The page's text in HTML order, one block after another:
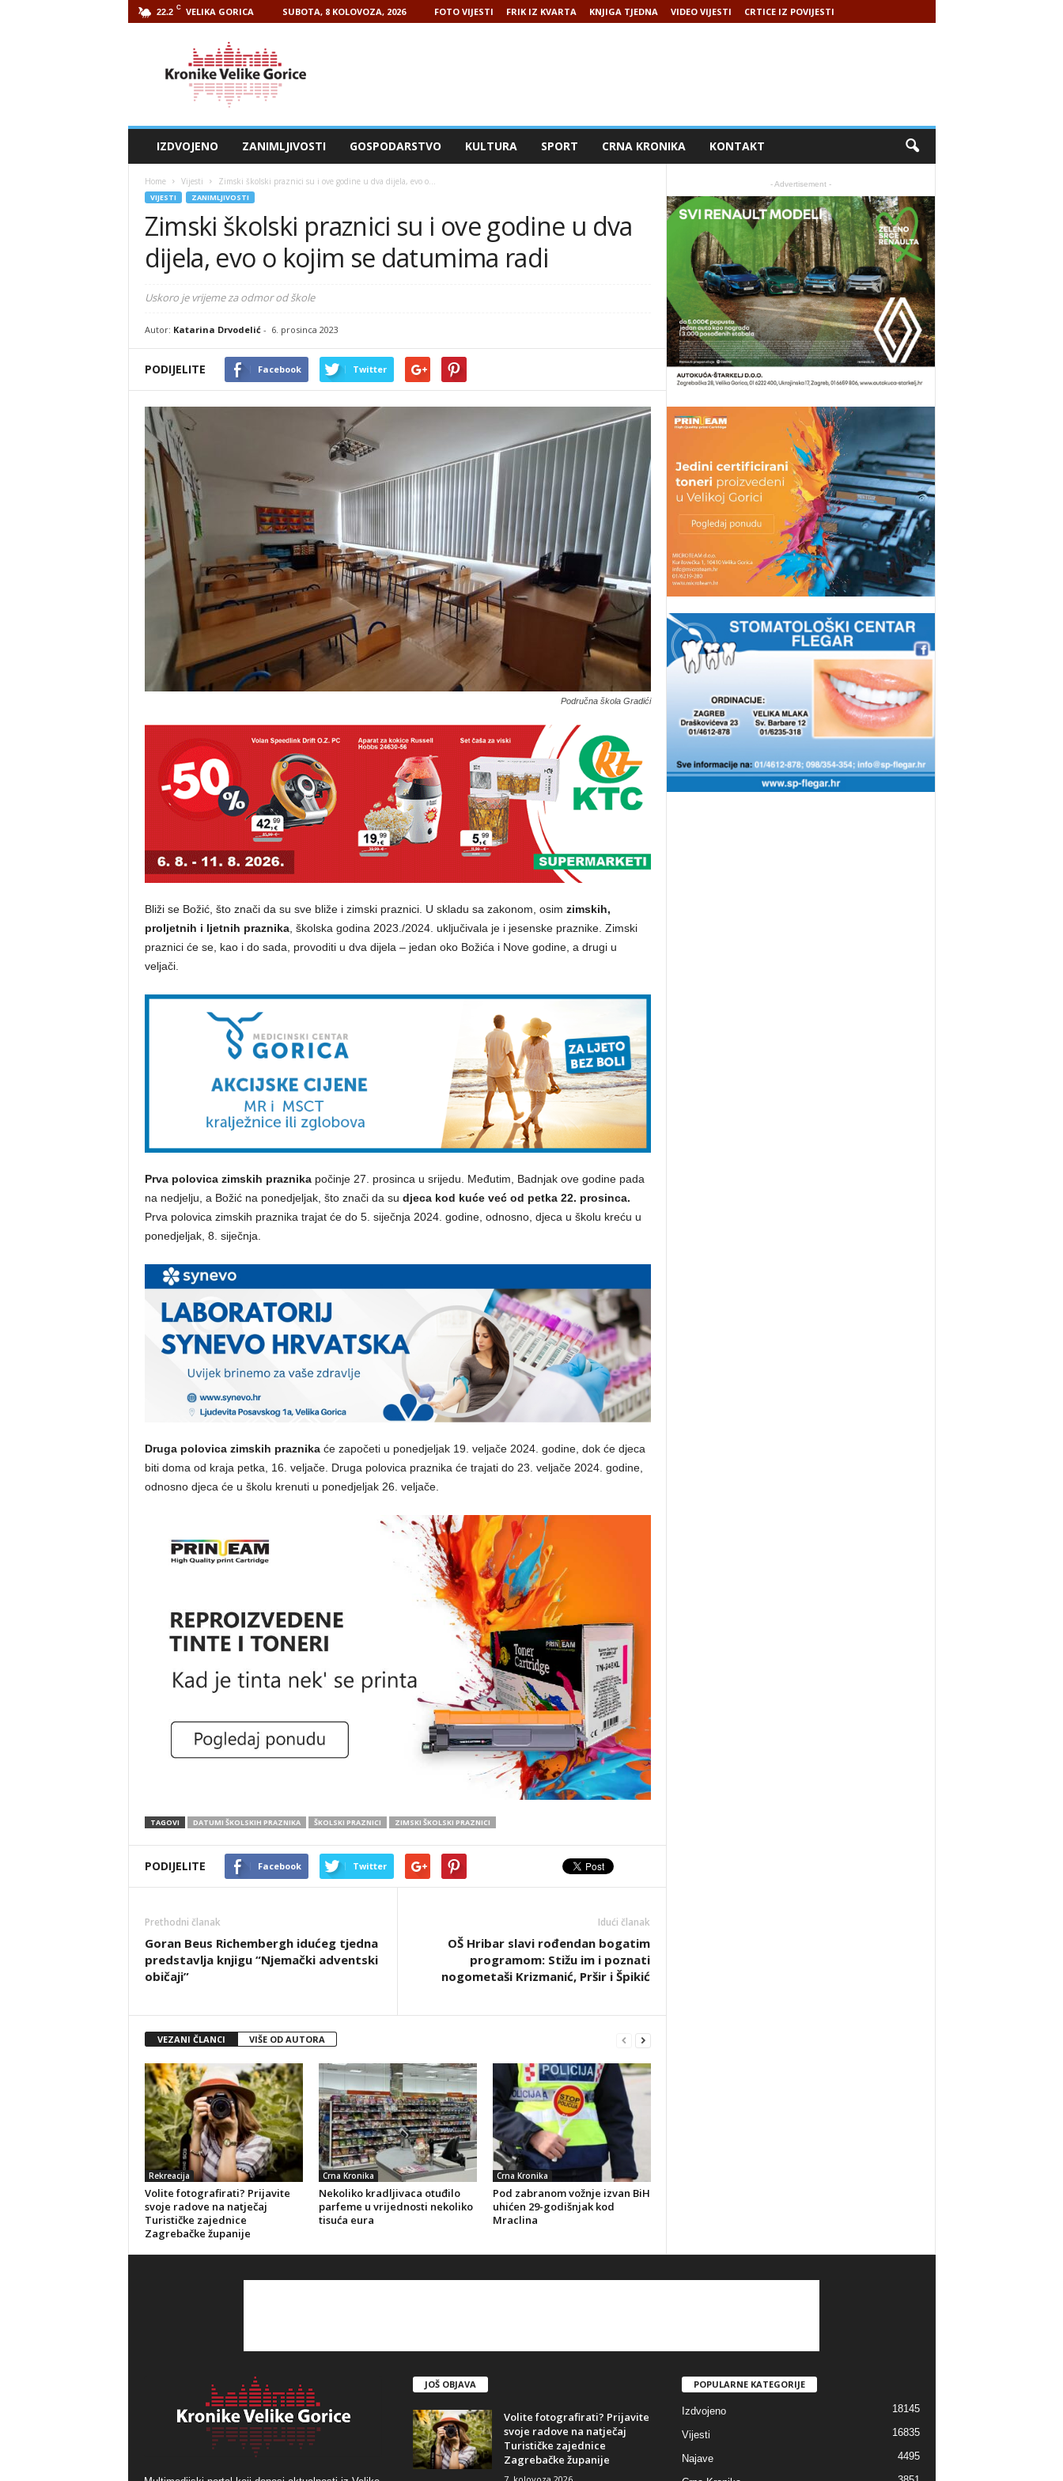
22.2 C VELIKA GORICA SUBOTA, 8 KOLOVOZA, 2026 FOTO VIJESTI FRIK IZ KVARTA KNJIGA TJEDNA VIDEO VIJESTI CRTICE IZ POVIJESTI
IZDVOJENO ZANIMLJIVOSTI GOSPODARSTVO KULTURA SPORT CRNA KRONIKA KONTAKT
Home Vijesti Zimski školski praznici su i ove godine u dva dijela, evo o...
VIJESTI ZANIMLJIVOSTI
Zimski školski praznici su i ove godine u dva
dijela, evo o kojim se datumima radi
Uskoro je vrijeme za odmor od škole
Autor: Katarina Drvodelić- 6. prosinca 2023
PODIJELITE Facebook Twitter
Područna škola Gradići
Bliži se Božić, što znači da su sve bliže i zimski praznici. U skladu sa zakonom, osim zimskih,
proljetnih i ljetnih praznika, školska godina 2023./2024. uključivala je i jesenske praznike. Zimski
praznici će se, kao i do sada, provoditi u dva dijela – jedan oko Božića i Nove godine, a drugi u
veljači.
Prva polovica zimskih praznika počinje 27. prosinca u srijedu. Međutim, Badnjak ove godine pada
na nedjelju, a Božić na ponedjeljak, što znači da su djeca kod kuće već od petka 22. prosinca.
Prva polovica zimskih praznika trajat će do 5. siječnja 2024. godine, odnosno, djeca u školu kreću u
ponedjeljak, 8. siječnja.
Druga polovica zimskih praznikaće započeti u ponedjeljak 19. veljače 2024. godine, dok će djeca
biti doma od kraja petka, 16. veljače. Druga polovica praznika će trajati do 23. veljače 2024. godine,
odnosno djeca će u školu krenuti u ponedjeljak 26. veljače.
TAGOVI DATUMI ŠKOLSKIH PRAZNIKA ŠKOLSKI PRAZNICI ZIMSKI ŠKOLSKI PRAZNICI
PODIJELITE Facebook Twitter
Prethodni članak
Goran Beus Richembergh idućeg tjedna
predstavlja knjigu “Njemački adventski
običaji”
Idući članak
OŠ Hribar slavi rođendan bogatim
programom: Stižu im i poznati
nogometaši Krizmanić, Pršir i Špikić
VEZANI ČLANCI VIŠE OD AUTORA
Rekreacija
Volite fotografirati? Prijavite
svoje radove na natječaj
Turističke zajednice
Zagrebačke županije
Crna Kronika
Nekoliko kradljivaca otuđilo
parfeme u vrijednosti nekoliko
tisuća eura
Crna Kronika
Pod zabranom vožnje izvan BiH
uhićen 29-godišnjak kod
Mraclina
- Advertisement -
JOŠ OBJAVA
Volite fotografirati? Prijavite
svoje radove na natječaj
Turističke zajednice
Zagrebačke županije
POPULARNE KATEGORIJE
Izdvojeno 18145
Vijesti 16835
Najave 4495